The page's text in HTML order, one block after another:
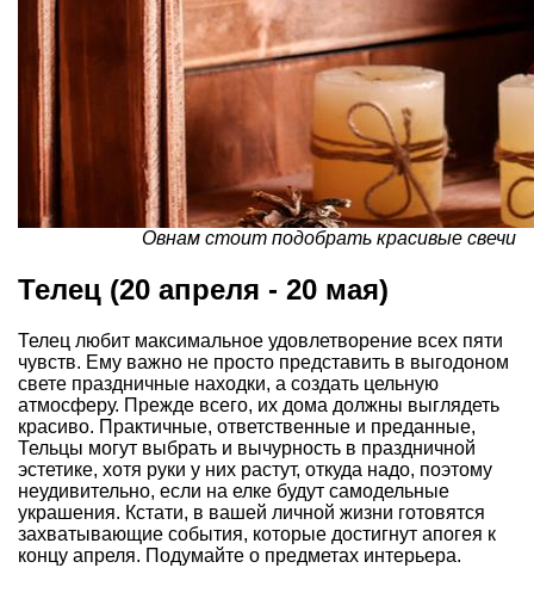
Овнам стоит подобрать красивые свечи
Телец (20 апреля - 20 мая)
Телец любит максимальное удовлетворение всех пяти
чувств. Ему важно не просто представить в выгодоном
свете праздничные находки, а создать цельную
атмосферу. Прежде всего, их дома должны выглядеть
красиво. Практичные, ответственные и преданные,
Тельцы могут выбрать и вычурность в праздничной
эстетике, хотя руки у них растут, откуда надо, поэтому
неудивительно, если на елке будут самодельные
украшения. Кстати, в вашей личной жизни готовятся
захватывающие события, которые достигнут апогея к
концу апреля. Подумайте о предметах интерьера.